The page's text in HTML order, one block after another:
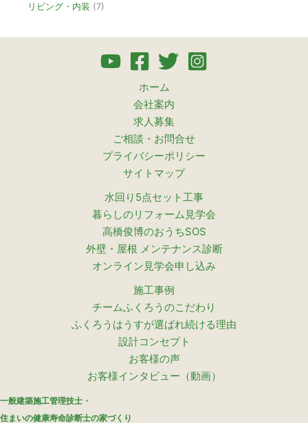
リビング・内装 (7)
ホーム
会社案内
求人募集
ご相談・お問合せ
プライバシーポリシー
サイトマップ
水回り5点セット工事
暮らしのリフォーム見学会
高橋俊博のおうちSOS
外壁・屋根 メンテナンス診断
オンライン見学会申し込み
施工事例
チームふくろうのこだわり
ふくろうはうすが選ばれ続ける理由
設計コンセプト
お客様の声
お客様インタビュー（動画）
一般建築施工管理技士・
住まいの健康寿命診断士の家づくり